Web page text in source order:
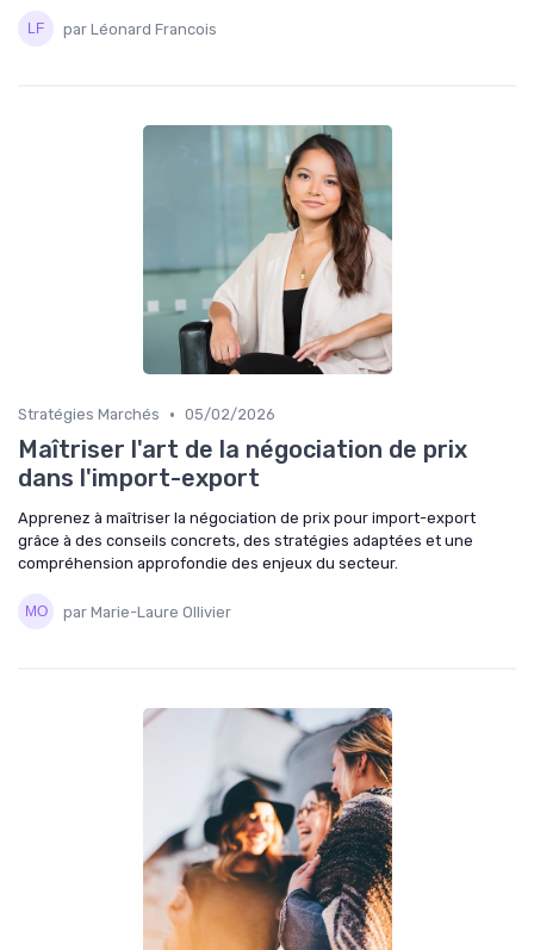
par Léonard Francois
Stratégies Marchés • 05/02/2026
Maîtriser l'art de la négociation de prix
dans l'import-export
Apprenez à maîtriser la négociation de prix pour import-export
grâce à des conseils concrets, des stratégies adaptées et une
compréhension approfondie des enjeux du secteur.
par Marie-Laure Ollivier